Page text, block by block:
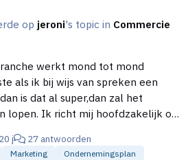
op jeroni's topic in Commercie
werkt mond tot mond
als ik bij wijs van spreken een
is dat al super,dan zal het
op
20 j 27 antwoorden
Marketing
Ondernemingsplan